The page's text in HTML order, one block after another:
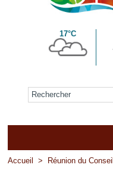
17°C
Formulaire de recherche
Accueil
Accueil > Réunion du